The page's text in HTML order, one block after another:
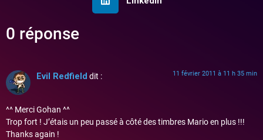
0 réponse
Evil Redfield dit : 11 février 2011 à 11 h 35 min
^^ Merci Gohan ^^
Trop fort ! J’étais un peu passé à côté des timbres Mario en plus !!!
Thanks again !